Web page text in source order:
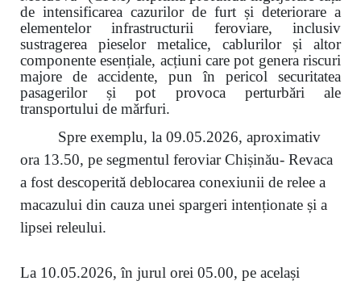
de intensificarea cazurilor de furt și deteriorare a
elementelor infrastructurii feroviare, inclusiv
sustragerea pieselor metalice, cablurilor și altor
componente esențiale, acțiuni care pot genera riscuri
majore de accidente, pun în pericol securitatea
pasagerilor și pot provoca perturbări ale
transportului de mărfuri.
Spre exemplu, la 09.05.2026, aproximativ
ora 13.50, pe segmentul feroviar Chișinău- Revaca
a fost descoperită deblocarea conexiunii de relee a
macazului din cauza unei spargeri intenționate și a
lipsei releului.
La 10.05.2026, în jurul orei 05.00, pe același